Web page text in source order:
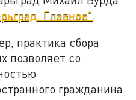
Главное".
практика сбора
позволяет со
гражданина: